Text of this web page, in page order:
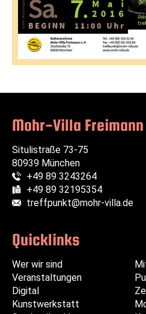
Mohr-Villa Freimann
Situlistraße 73-75
80939 München
Telefon:
+49 89 3243264
Fax:
+49 89 32195354
E-Mail:
treffpunkt@mohr-villa.de
Quicklinks
überspringen
Wer wir sind
Veranstaltungen
Digital
Kunstwerkstatt
überspringen